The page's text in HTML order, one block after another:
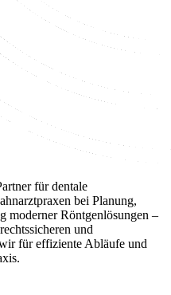
für dentale
bei Planung,
moderner Röntgenlösungen –
und
für effiziente Abläufe und